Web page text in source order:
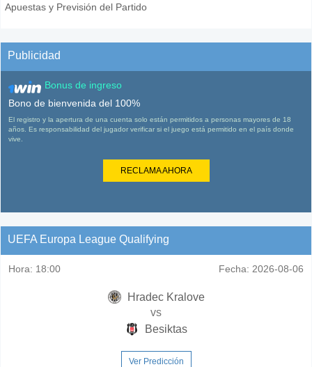
Apuestas y Previsión del Partido
Publicidad
Bonus de ingreso
Bono de bienvenida del 100%
El registro y la apertura de una cuenta solo están permitidos a personas mayores de 18
años. Es responsabilidad del jugador verificar si el juego está permitido en el país donde
vive.
RECLAMA AHORA
UEFA Europa League Qualifying
Hora: 18:00 Fecha: 2026-08-06
Hradec Kralove
vs
Besiktas
Ver Predicción